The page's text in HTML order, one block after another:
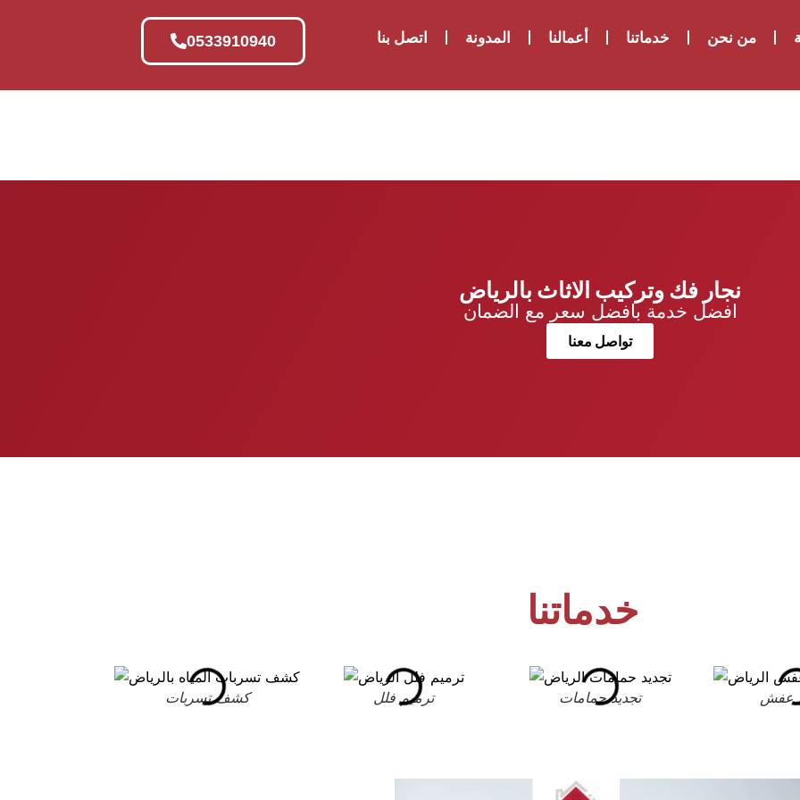
من نحن خدماتنا أعمالنا المدونة اتصل بنا 0533910940
نجار فك وتركيب الاثاث بالرياض
افضل خدمة بافضل سعر مع الضمان
تواصل معنا
خدماتنا
كشف تسربات ترميم فلل تجديد حمامات عفش